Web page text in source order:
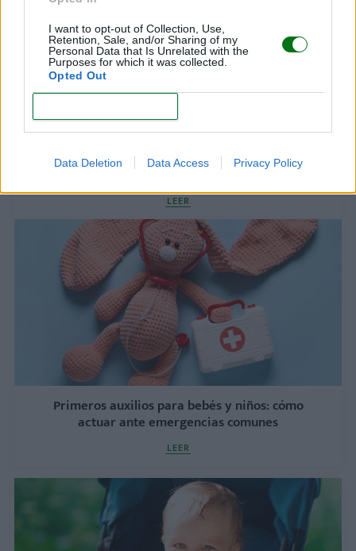
I want to opt-out of Collection, Use,
Retention, Sale, and/or Sharing of my
Personal Data that Is Unrelated with the
Purposes for which it was collected.
Opted Out
Data Deletion Data Access Privacy Policy
Alergia al sudor en bebés: qué es y cómo tratarla
LEER
Primeros auxilios para bebés y niños: cómo
actuar ante emergencias comunes
LEER